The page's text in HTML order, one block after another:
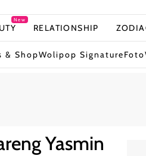
New
RELATIONSHIP
& ShopWolipop SignatureFoto
Yasmin